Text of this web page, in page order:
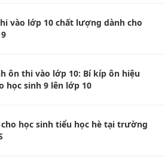
vào lớp 10 chất lượng dành cho
ôn thi vào lớp 10: Bí kíp ôn hiệu
học sinh 9 lên lớp 10
cho học sinh tiểu học hè tại trường